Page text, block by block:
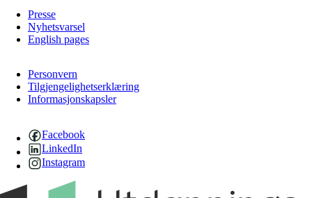
Presse
Nyhetsvarsel
English pages
Personvern
Tilgjengelighetserklæring
Informasjonskapsler
Facebook
LinkedIn
Instagram